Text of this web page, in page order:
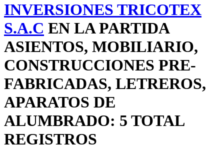
INVERSIONES TRICOTEX
S.A.C EN LA PARTIDA
ASIENTOS, MOBILIARIO,
CONSTRUCCIONES PRE-
FABRICADAS, LETREROS,
APARATOS DE
ALUMBRADO: 5 TOTAL
REGISTROS